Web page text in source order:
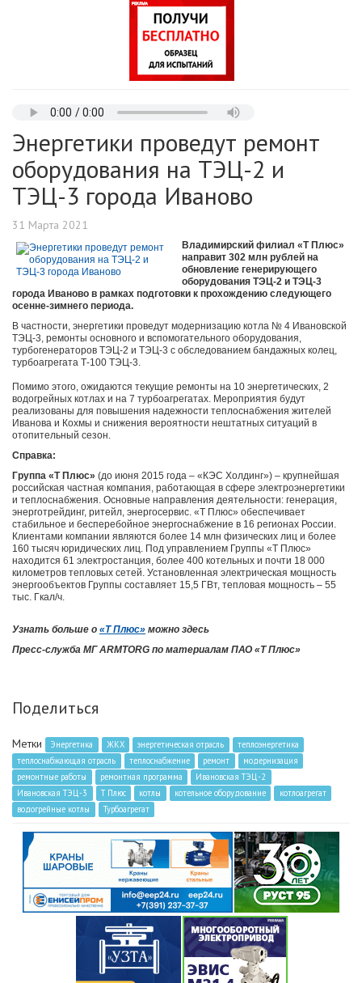
Энергетики проведут ремонт
оборудования на ТЭЦ-2 и
ТЭЦ-3 города Иваново
31 Марта 2021
Владимирский филиал «Т Плюс»
направит 302 млн рублей на
обновление генерирующего
оборудования ТЭЦ-2 и ТЭЦ-3
города Иваново в рамках подготовки к прохождению следующего
осенне-зимнего периода.
В частности, энергетики проведут модернизацию котла № 4 Ивановской
ТЭЦ-3, ремонты основного и вспомогательного оборудования,
турбогенераторов ТЭЦ-2 и ТЭЦ-3 с обследованием бандажных колец,
турбоагрегата Т-100 ТЭЦ-3.
Помимо этого, ожидаются текущие ремонты на 10 энергетических, 2
водогрейных котлах и на 7 турбоагрегатах. Мероприятия будут
реализованы для повышения надежности теплоснабжения жителей
Иванова и Кохмы и снижения вероятности нештатных ситуаций в
отопительный сезон.
Справка:
Группа «Т Плюс» (до июня 2015 года ‒ «КЭС Холдинг») ‒ крупнейшая
российская частная компания, работающая в сфере электроэнергетики
и теплоснабжения. Основные направления деятельности: генерация,
энерготрейдинг, ритейл, энергосервис. «Т Плюс» обеспечивает
стабильное и бесперебойное энергоснабжение в 16 регионах России.
Клиентами компании являются более 14 млн физических лиц и более
160 тысяч юридических лиц. Под управлением Группы «Т Плюс»
находится 61 электростанция, более 400 котельных и почти 18 000
километров тепловых сетей. Установленная электрическая мощность
энергообъектов Группы составляет 15,5 ГВт, тепловая мощность – 55
тыс. Гкал/ч.
Узнать больше о «Т Плюс» можно здесь
Пресс-служба МГARMTORG по материалам ПАО «Т Плюс»
Поделиться
Метки Энергетика ЖКХ энергетическая отрасль
теплоэнергетика
теплоснабжающая отрасль
теплоснабжение ремонт
модернизация
ремонтные работы
ремонтная программа
Ивановская ТЭЦ-2
Ивановская ТЭЦ-3
Т Плюс котлы котельное оборудование
котлоагрегат
водогрейные котлы
Турбоагрегат